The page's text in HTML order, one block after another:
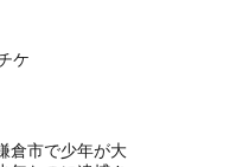
ケ
倉市で少年が大